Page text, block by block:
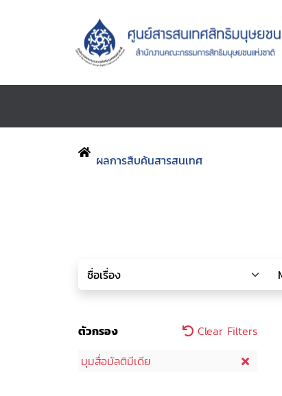
ผลการสืบค้นสารสนเทศ
ตัวกรอง
Clear Filters
มุมสื่อมัลติมีเดีย